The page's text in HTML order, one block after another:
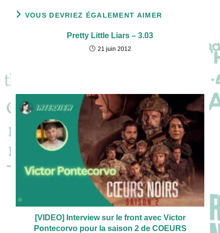
VOUS DEVRIEZ ÉGALEMENT AIMER
Pretty Little Liars – 3.03
21 juin 2012
[VIDEO] Interview sur le front avec Victor
Pontecorvo pour la saison 2 de COEURS